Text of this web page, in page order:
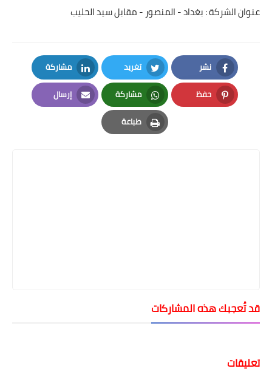
عنوان الشركة : بغداد - المنصور - مقابل سيد الحليب
نشر
Facebook
تغريد
Twitter
مشاركة
LinkedIn
حفظ
Pinterest
مشاركة
Whatsapp
إرسال
Email
طباعة
Print
قد تُعجبك هذه المشاركات
تعليقات